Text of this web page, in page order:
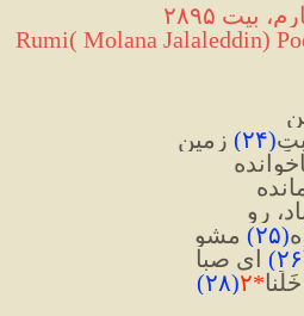
بیت ۲۸۹۵
Rumi( Molana Jalaleddin)
(۲۴) زمین
رو
(۲۵) مشو
۲۶) ای صبا
خَلِّنا*۲(۲۸)